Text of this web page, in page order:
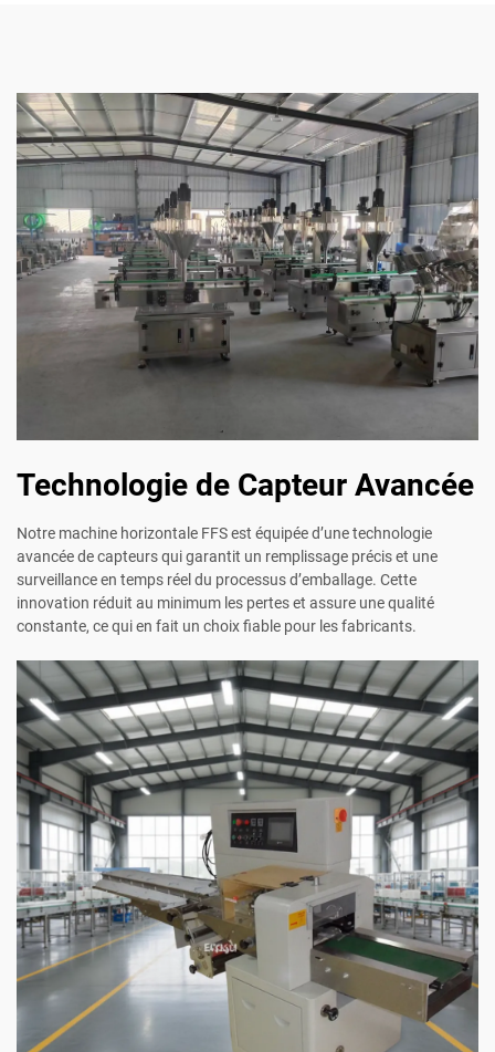
Technologie de Capteur Avancée
Notre machine horizontale FFS est équipée d’une technologie
avancée de capteurs qui garantit un remplissage précis et une
surveillance en temps réel du processus d’emballage. Cette
innovation réduit au minimum les pertes et assure une qualité
constante, ce qui en fait un choix fiable pour les fabricants.